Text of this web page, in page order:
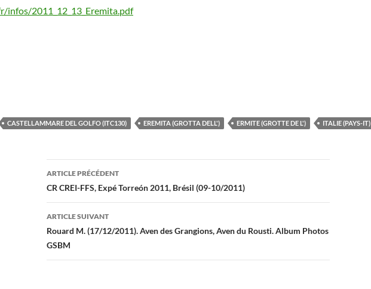
infos/2011_12_13_Eremita.pdf
CASTELLAMMARE DEL GOLFO (ITC130) EREMITA (GROTTA DELL') ERMITE (GROTTE DE L') ITALIE (PAYS-IT)
Navigation
des
articles
ARTICLE PRÉCÉDENT
CR CREI-FFS, Expé Torreón 2011, Brésil (09-10/2011)
ARTICLE SUIVANT
Rouard M. (17/12/2011). Aven des Grangions, Aven du Rousti. Album Photos
GSBM